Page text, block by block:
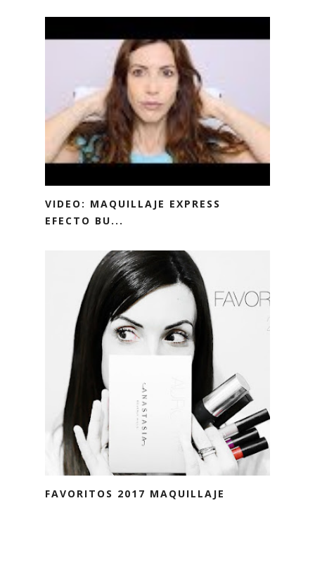
VIDEO: MAQUILLAJE EXPRESS
EFECTO BU...
FAVORITOS 2017 MAQUILLAJE